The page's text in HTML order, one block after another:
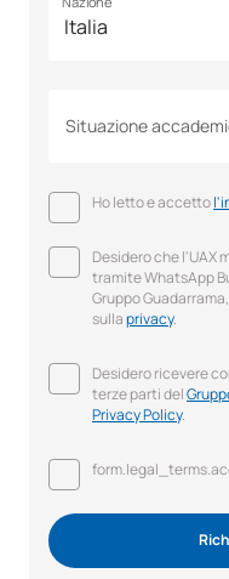
Situazione
Ho letto e accetto
Desidero che l'UAX
tramite WhatsApp
Gruppo
sullaprivacy.
Desidero ricevere
terze parti del
Privacy Policy.